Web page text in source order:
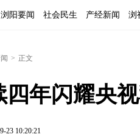
浏阳要闻 社会民生 产经新闻 浏
> 正文
年闪耀央
23 10:20:21